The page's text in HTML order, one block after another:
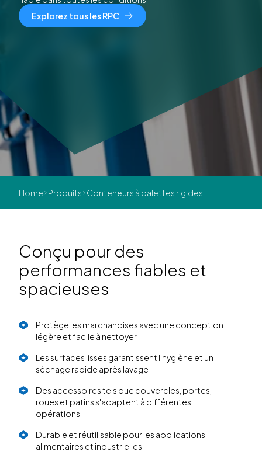
Explorez tous les RPC
Home Produits Conteneurs à palettes rigides
Conçu pour des
performances fiables et
spacieuses
Protège les marchandises avec une conception
légère et facile à nettoyer
Les surfaces lisses garantissent l'hygiène et un
séchage rapide après lavage
Des accessoires tels que couvercles, portes,
roues et patins s'adaptent à différentes
opérations
Durable et réutilisable pour les applications
alimentaires et industrielles